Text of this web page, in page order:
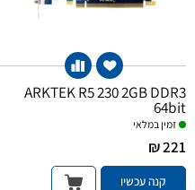
ARKTEK R5 230 2GB DDR3
64bit
זמין במלאי
221 ₪
קנה עכשיו